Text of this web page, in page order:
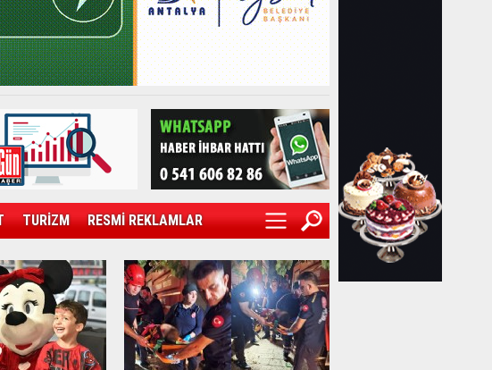
TURİZM RESMİ REKLAMLAR